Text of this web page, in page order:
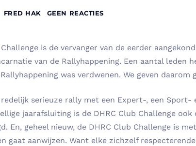
FRED HAK GEEN REACTIES
is de vervanger van de eerder
van de Rallyhappening. Een aantal leden
was verdwenen. We geven daarom
serieuze rally met een Expert-, een Sport-
jaarafsluiting is de DHRC Club Challenge
En, geheel nieuw, de DHRC Club Challenge is
gaat aanwijzen. Want elke zichzelf